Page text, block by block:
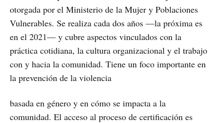
otorgada por el Ministerio de la Mujer y Poblaciones
Vulnerables. Se realiza cada dos años —la próxima es
en el 2021— y cubre aspectos vinculados con la
práctica cotidiana, la cultura organizacional y el trabajo
con y hacia la comunidad. Tiene un foco importante en
la prevención de la violencia
basada en género y en cómo se impacta a la
comunidad. El acceso al proceso de certificación es